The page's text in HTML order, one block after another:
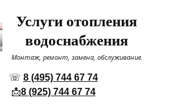
Услуги отопления
водоснабжения
Монтаж, ремонт, замена, обслуживание.
☏ 8 (495) 744 67 74
📩8 (925) 744 67 74